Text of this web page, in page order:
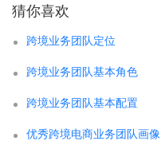
猜你喜欢
跨境业务团队定位
跨境业务团队基本角色
跨境业务团队基本配置
优秀跨境电商业务团队画像